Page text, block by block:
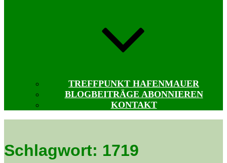
TREFFPUNKT HAFENMAUER
BLOGBEITRÄGE ABONNIEREN
KONTAKT
Schlagwort: 1719